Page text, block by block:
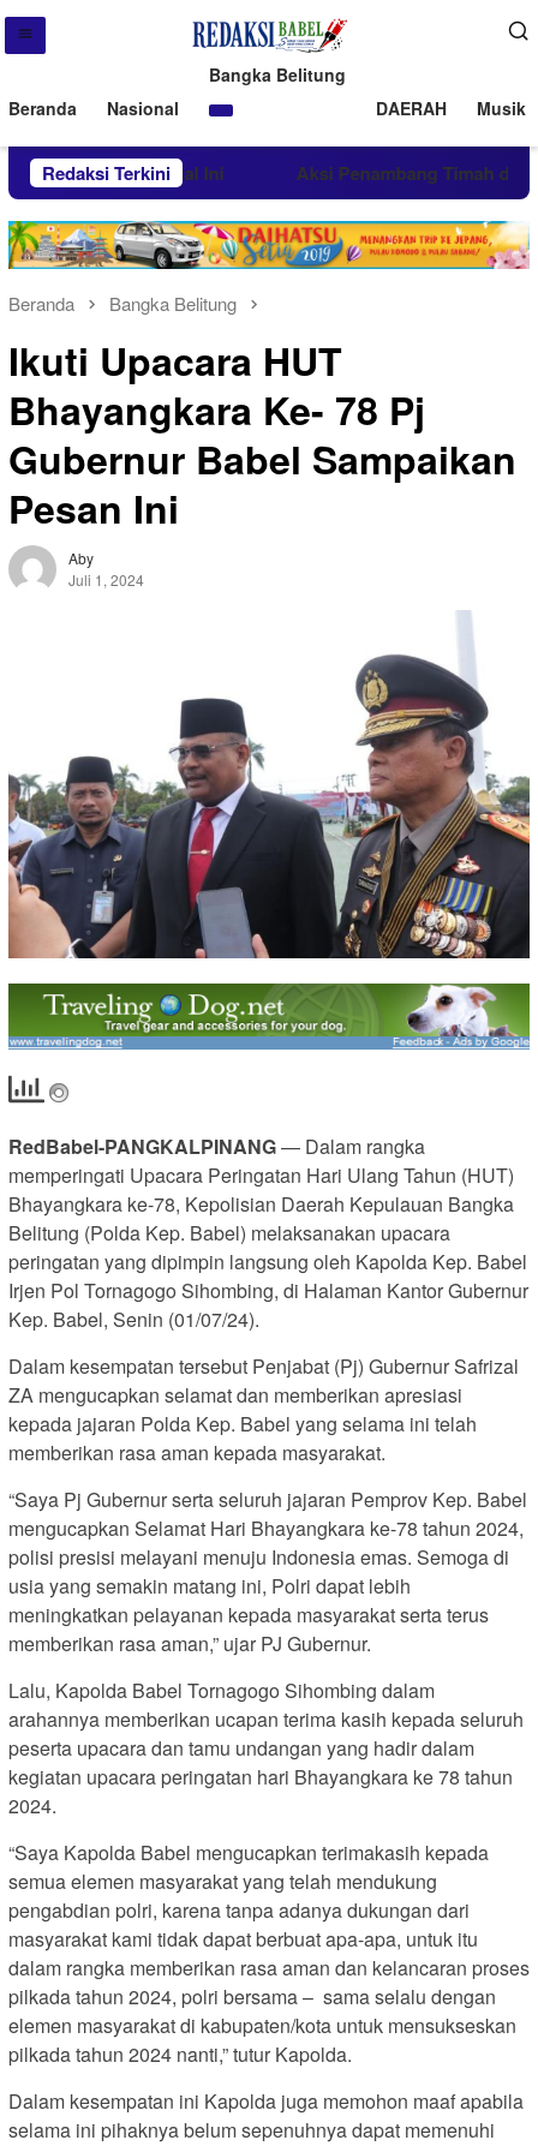
Beranda Nasional
Bangka Belitung
DAERAH
Musik
Redaksi Terkini
Imbau Hal Ini Aksi Penambang Timah di
Beranda Bangka Belitung
Ikuti Upacara HUT
Bhayangkara Ke- 78 Pj
Gubernur Babel Sampaikan
Pesan Ini
Aby
Juli 1, 2024
RedBabel-PANGKALPINANG— Dalam rangka
memperingati Upacara Peringatan Hari Ulang Tahun (HUT)
Bhayangkara ke-78, Kepolisian Daerah Kepulauan Bangka
Belitung (Polda Kep. Babel) melaksanakan upacara
peringatan yang dipimpin langsung oleh Kapolda Kep. Babel
Irjen Pol Tornagogo Sihombing, di Halaman Kantor Gubernur
Kep. Babel, Senin (01/07/24).
Dalam kesempatan tersebut Penjabat (Pj) Gubernur Safrizal
ZA mengucapkan selamat dan memberikan apresiasi
kepada jajaran Polda Kep. Babel yang selama ini telah
memberikan rasa aman kepada masyarakat.
“Saya Pj Gubernur serta seluruh jajaran Pemprov Kep. Babel
mengucapkan Selamat Hari Bhayangkara ke-78 tahun 2024,
polisi presisi melayani menuju Indonesia emas. Semoga di
usia yang semakin matang ini, Polri dapat lebih
meningkatkan pelayanan kepada masyarakat serta terus
memberikan rasa aman,” ujar PJ Gubernur.
Lalu, Kapolda Babel Tornagogo Sihombing dalam
arahannya memberikan ucapan terima kasih kepada seluruh
peserta upacara dan tamu undangan yang hadir dalam
kegiatan upacara peringatan hari Bhayangkara ke 78 tahun
2024.
“Saya Kapolda Babel mengucapkan terimakasih kepada
semua elemen masyarakat yang telah mendukung
pengabdian polri, karena tanpa adanya dukungan dari
masyarakat kami tidak dapat berbuat apa-apa, untuk itu
dalam rangka memberikan rasa aman dan kelancaran proses
pilkada tahun 2024, polri bersama – sama selalu dengan
elemen masyarakat di kabupaten/kota untuk mensukseskan
pilkada tahun 2024 nanti,” tutur Kapolda.
Dalam kesempatan ini Kapolda juga memohon maaf apabila
selama ini pihaknya belum sepenuhnya dapat memenuhi